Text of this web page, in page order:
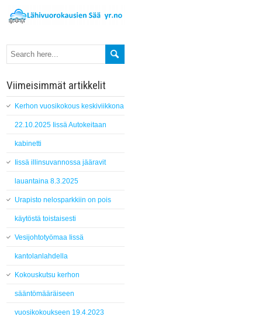
Viimeisimmät artikkelit
Kerhon vuosikokous keskiviikkona
22.10.2025 Iissä Autokeitaan
kabinetti
Iissä illinsuvannossa jääravit
lauantaina 8.3.2025
Urapisto nelosparkkiin on pois
käytöstä toistaisesti
Vesijohtotyömaa Iissä
kantolanlahdella
Kokouskutsu kerhon
sääntömääräiseen
vuosikokoukseen 19.4.2023